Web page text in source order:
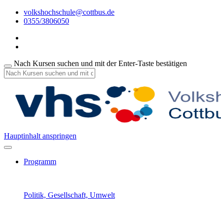
volkshochschule@cottbus.de
0355/3806050
Nach Kursen suchen und mit der Enter-Taste bestätigen
Hauptinhalt anspringen
Programm
Politik, Gesellschaft, Umwelt